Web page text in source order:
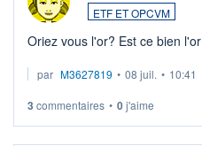
ETF ET OPCVM
Oriez vous l'or? Est ce bien l'or
par M3627819 • 08 juil. • 10:41
3 commentaires • 0j'aime